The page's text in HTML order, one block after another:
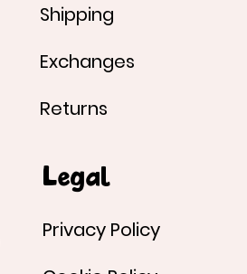
Shipping
Exchanges
Returns
Legal
Privacy Policy